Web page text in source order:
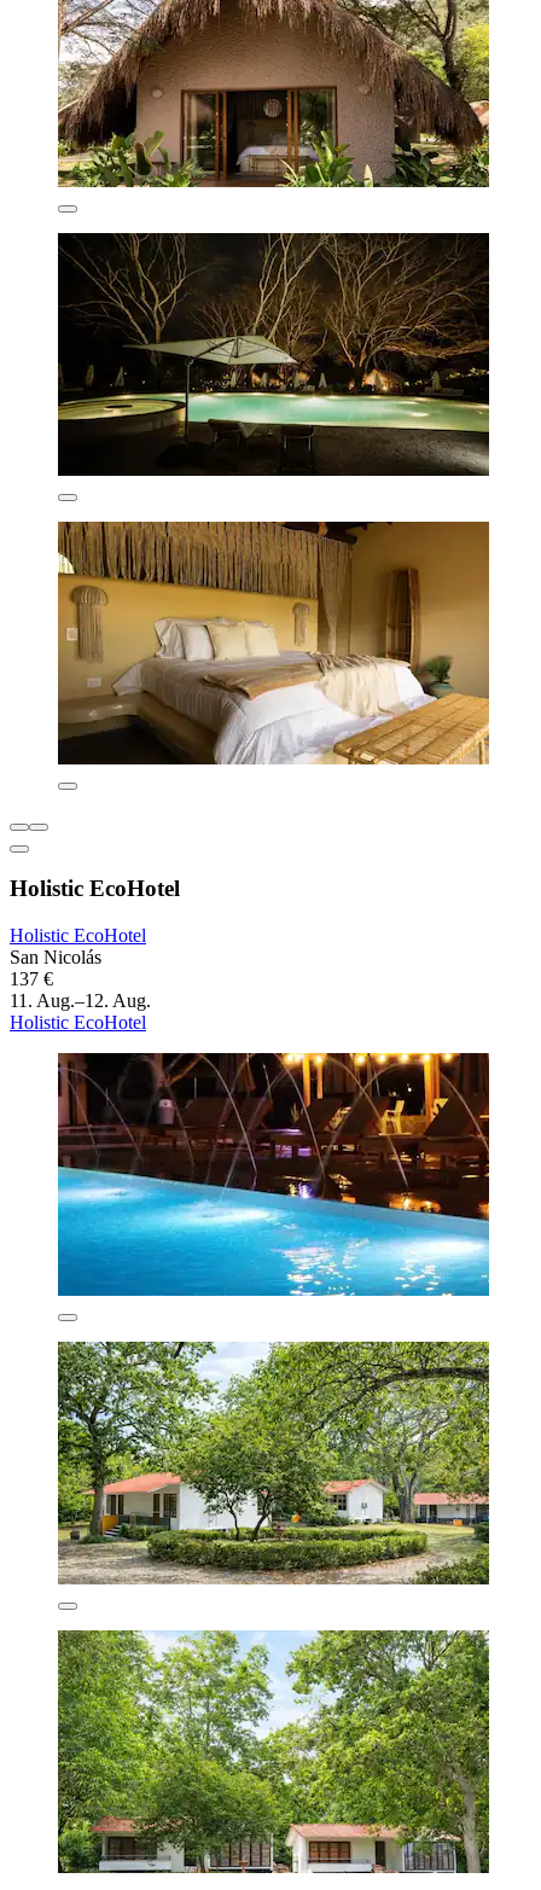
Holistic EcoHotel
Holistic EcoHotel
San Nicolás
137 €
11. Aug.–12. Aug.
Holistic EcoHotel